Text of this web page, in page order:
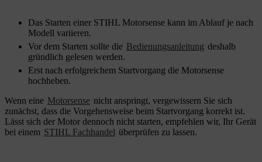
Das Starten einer STIHL Motorsense kann im Ablauf je nach
Modell variieren.
Vor dem Starten sollte die Bedienungsanleitung deshalb
gründlich gelesen werden.
Erst nach erfolgreichem Startvorgang die Motorsense
hochheben.
Wenn eine Motorsense nicht anspringt, vergewissern Sie sich
zunächst, dass die Vorgehensweise beim Startvorgang korrekt ist.
Lässt sich der Motor dennoch nicht starten, empfehlen wir, Ihr Gerät
bei einem STIHL Fachhandel überprüfen zu lassen.